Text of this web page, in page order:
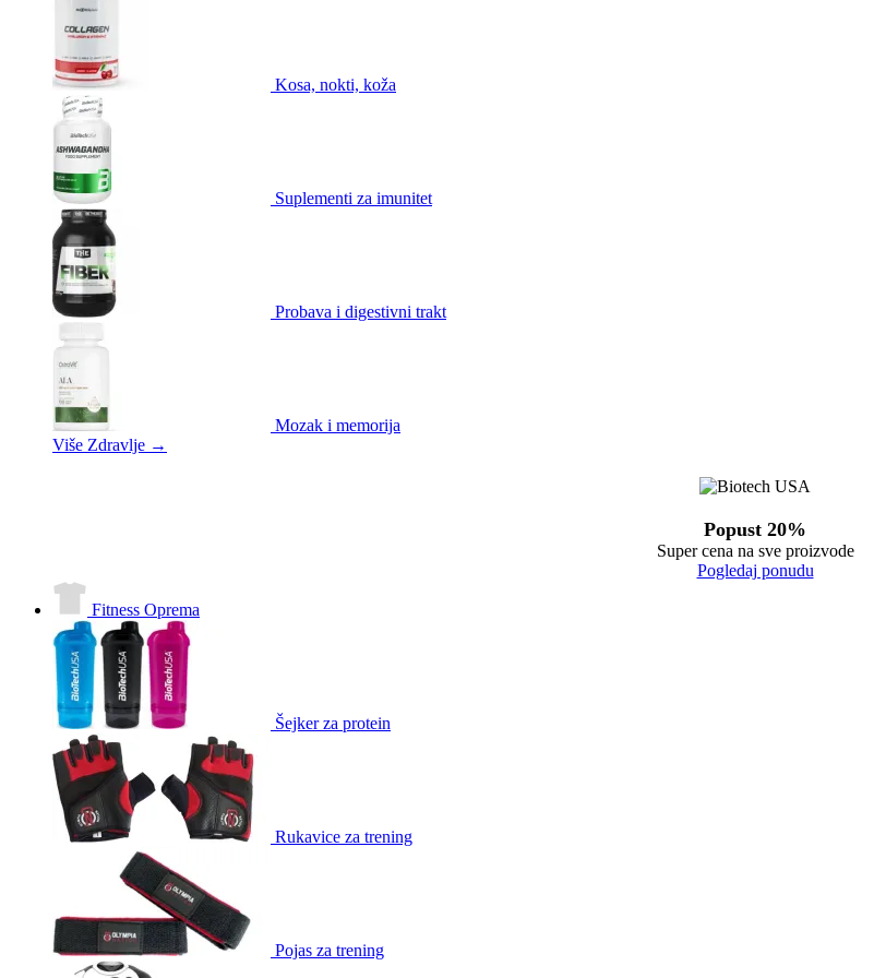
Kosa, nokti, koža
Suplementi za imunitet
Probava i digestivni trakt
Mozak i memorija
Više Zdravlje →
Popust 20%
Super cena na sve proizvode
Pogledaj ponudu
Fitness Oprema
Šejker za protein
Rukavice za trening
Pojas za trening